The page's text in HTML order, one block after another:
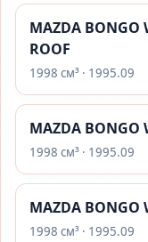
MAZDA BONGO
ROOF
1998 см³ · 1995.09
MAZDA BONGO
1998 см³ · 1995.09
MAZDA BONGO
1998 см³ · 1995.09